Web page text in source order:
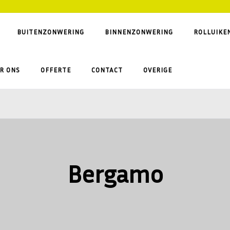
BUITENZONWERING BINNENZONWERING
ONS OFFERTE CONTACT OVERIGE
Bergamo